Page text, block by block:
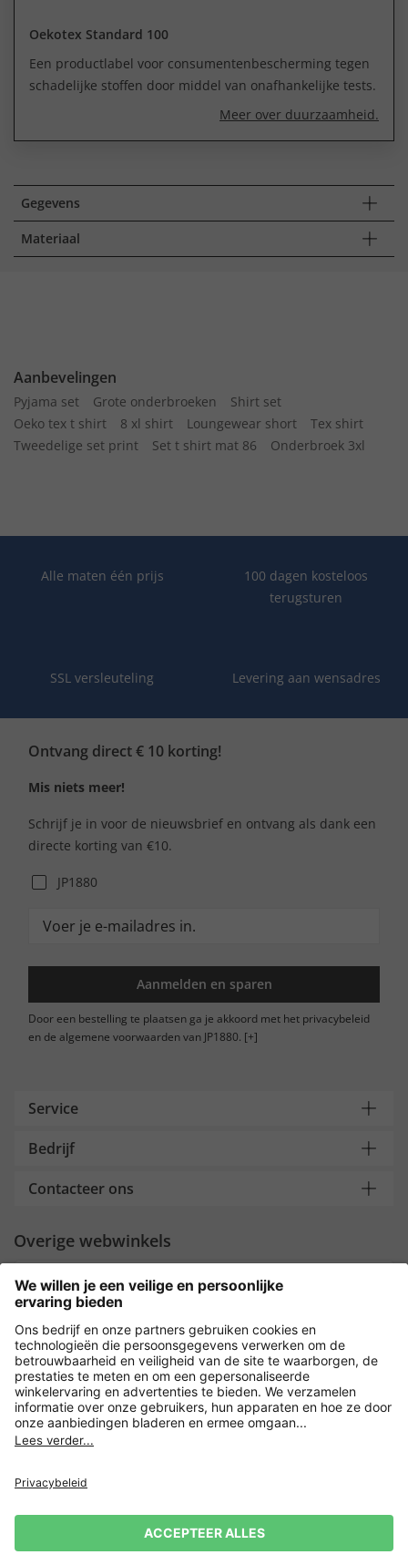
Oekotex Standard 100
Een productlabel voor consumentenbescherming tegen
schadelijke stoffen door middel van onafhankelijke tests.
Meer over duurzaamheid.
Gegevens
Materiaal
Aanbevelingen
Pyjama set Grote onderbroeken
Shirt set
Oeko tex t shirt
8 xl shirt Loungewear short
Tex shirt
Tweedelige set print
Set t shirt mat 86 Onderbroek 3xl
Alle maten één prijs
100 dagen kosteloos
terugsturen
SSL versleuteling Levering aan wensadres
Ontvang direct € 10 korting!
Mis niets meer!
Schrijf je in voor de nieuwsbrief en ontvang als dank een
directe korting van €10.
JP1880
Aanmelden en sparen
Door een bestelling te plaatsen ga je akkoord met het privacybeleid
en de algemene voorwaarden van JP1880. [+]
Service
Bedrijf
Contacteer ons
Overige webwinkels
Nederland
Payment and Delivery
Versleuteling met
Verkoopvoorwaarden
Leveringsvoorwaarden
Herroeping indienen
Impressum Cookie-instellingen